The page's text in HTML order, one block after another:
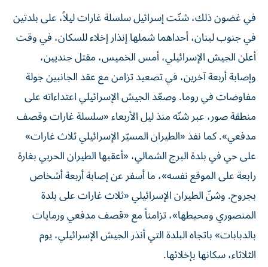
في غضون ذلك، شنّت إسرائيل سلسلة غارات ليلاً، على بلدتين
في جنوب لبنان، أحداهما شملها إنذار إخلاء للسكان، في وقت
أعلن الجيش الإسرائيلي، أمس الخميس، مقتل جنديين،
وإصابة أربعة آخرين، في تصعيد تزامن مع عقد الجانبين جولة
مفاوضات في روما. وصعّد الجيش الإسرائيلي اعتداءاته على
منطقة صور، عبر شنّه منذ ليل الأربعاء «سلسلة غارات وقصف
مدفعي». كما نفذ «الطيران المسيّر الإسرائيلي ثلاث غارات»
على حي في بلدة البرج الشمالي، «أعقبها الطيران الحربي بغارة
رابعة على الموقع نفسه»، ما أسفر عن إصابة أربعة أشخاص
بجروح. وشنّ الطيران الإسرائيلي «ثلاث غارات على بلدة
المنصوري ومحيطها»، تزامناً مع «قصف مدفعي ورمايات
بالدبابات» باتجاه البلدة التي أنذر الجيش الإسرائيلي، يوم
الثلاثاء، سكانها بإخلائها.